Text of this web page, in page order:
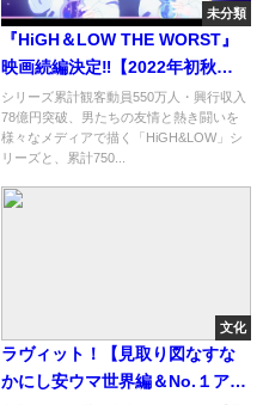
未分類
『HiGH＆LOW THE WORST』
映画続編決定‼【2022年初秋
ROADSHOW】
シリーズ累計観客動員550万人・興行収入
78億円突破、男たちの友情と熱き闘いを
様々なメディアで描く「HiGH&LOW」シ
リーズと、累計750...
文化
ラヴィット！【見取り図なすな
かにし安ウマ世界編＆No.１アイ